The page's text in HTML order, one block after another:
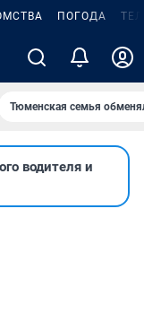
ПОГОДА
Тюменская семья
водителя и